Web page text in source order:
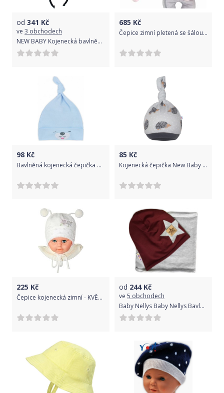
od 341 Kč
ve 3 obchodech
NEW BABY Kojenecká bavlněná čepička s oušky New Baby Paw hořčicová Dle obrázku 80 (9-12m)
685 Kč
Čepice zimní pletená se šálou a rukavičkami - COPÁNKY růžová - vel.56-62
98 Kč
Bavlněná kojenecká čepička Bobas Fashion Lucky modrá, Modrá, 56 (0-3m)
85 Kč
Kojenecká čepička New Baby Ježek
225 Kč
Čepice kojenecká zimní - KVĚTINKY bílá - vel.80
od 244Kč
ve 5 obchodech
Baby Nellys Baby Nellys Bavlněná sada čepička a nákrčník Nelly Star - bordo s šedou 44/48 čepičky obvod